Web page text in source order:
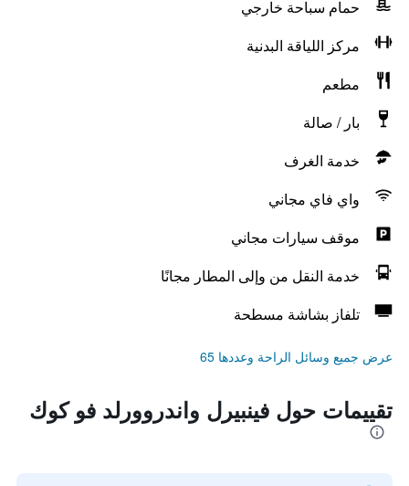
حمام سباحة خارجي
مركز اللياقة البدنية
مطعم
بار / صالة
خدمة الغرف
واي فاي مجاني
موقف سيارات مجاني
خدمة النقل من وإلى المطار مجانًا
تلفاز بشاشة مسطحة
عرض جميع وسائل الراحة وعددها 65
تقييمات حول فينبيرل واندروورلد فو كوك